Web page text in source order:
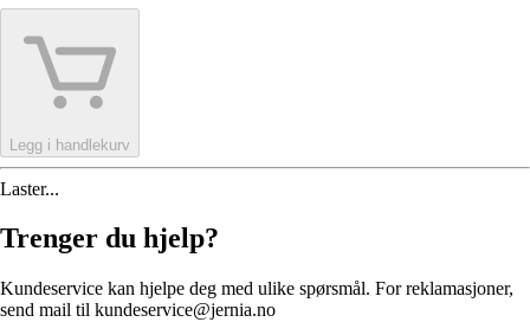
Legg i handlekurv
Laster...
Trenger du hjelp?
Kundeservice kan hjelpe deg med ulike spørsmål. For reklamasjoner,
send mail til kundeservice@jernia.no